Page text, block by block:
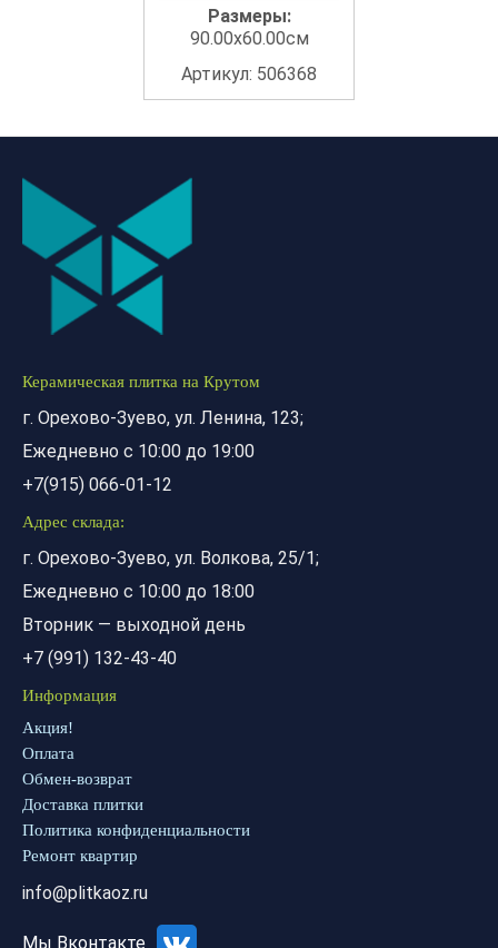
Размеры:
90.00x60.00см
Артикул: 506368
Керамическая плитка на Крутом
г. Орехово-Зуево, ул. Ленина, 123;
Ежедневно с 10:00 до 19:00
+7(915) 066-01-12
Адрес склада:
г. Орехово-Зуево, ул. Волкова, 25/1;
Ежедневно с 10:00 до 18:00
Вторник — выходной день
+7 (991) 132-43-40
Информация
Акция!
Оплата
Обмен-возврат
Доставка плитки
Политика конфиденциальности
Ремонт квартир
info@plitkaoz.ru
Мы Вконтакте